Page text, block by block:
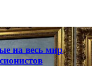
на весь мир